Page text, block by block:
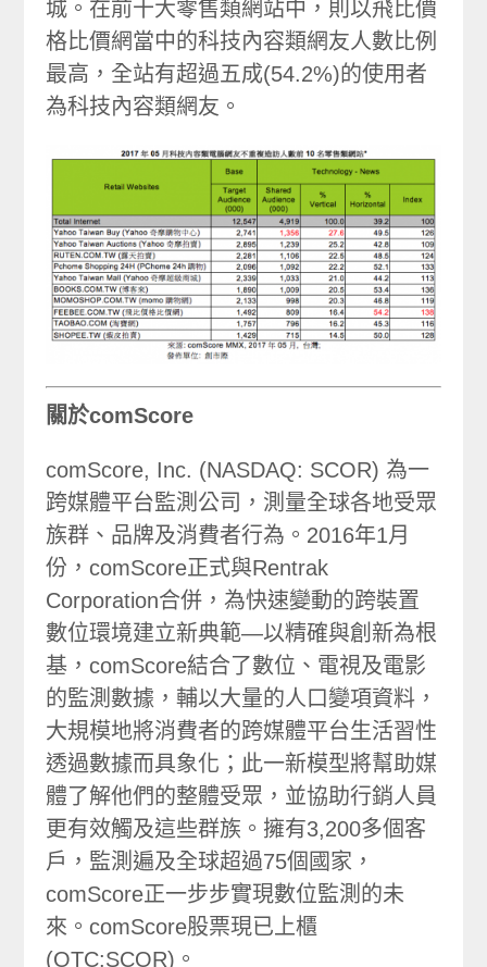
城。在前十大零售類網站中，則以飛比價
格比價網當中的科技內容類網友人數比例
最高，全站有超過五成(54.2%)的使用者
為科技內容類網友。
關於comScore
comScore, Inc. (NASDAQ: SCOR) 為一
跨媒體平台監測公司，測量全球各地受眾
族群、品牌及消費者行為。2016年1月
份，comScore正式與Rentrak
Corporation合併，為快速變動的跨裝置
數位環境建立新典範—以精確與創新為根
基，comScore結合了數位、電視及電影
的監測數據，輔以大量的人口變項資料，
大規模地將消費者的跨媒體平台生活習性
透過數據而具象化；此一新模型將幫助媒
體了解他們的整體受眾，並協助行銷人員
更有效觸及這些群族。擁有3,200多個客
戶，監測遍及全球超過75個國家，
comScore正一步步實現數位監測的未
來。comScore股票現已上櫃
(OTC:SCOR)。